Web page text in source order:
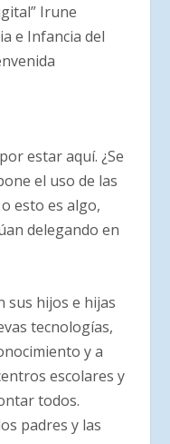
Irune
e Infancia del
estar aquí. ¿Se
el uso de las
esto es algo,
delegando en
sus hijos e hijas
tecnologías,
y a
escolares y
todos.
padres y las